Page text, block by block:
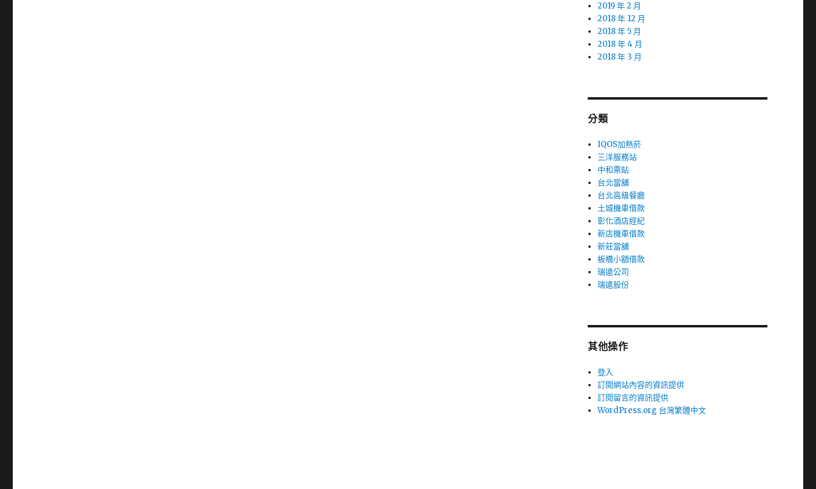
2019 年 2 月
2018 年 12 月
2018 年 5 月
2018 年 4 月
2018 年 3 月
分類
IQOS加熱菸
三洋服務站
中和票貼
台北當舖
台北高級餐廳
土城機車借款
彰化酒店經紀
新店機車借款
新莊當舖
板橋小額借款
瑞遠公司
瑞遠股份
其他操作
登入
訂閱網站內容的資訊提供
訂閱留言的資訊提供
WordPress.org 台灣繁體中文